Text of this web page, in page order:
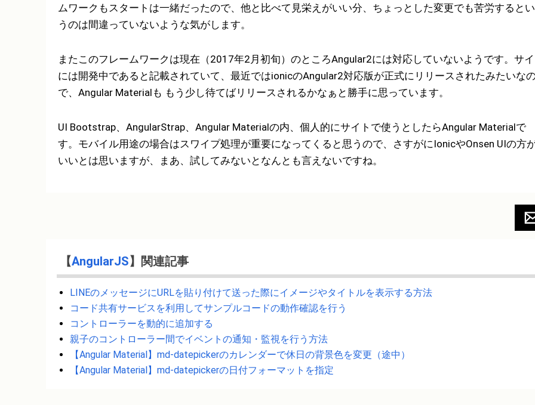
ムワークもスタートは一緒だったので、他と比べて見栄えがいい分、ちょっとした変更でも苦労するとい
うのは間違っていないような気がします。
またこのフレームワークは現在（2017年2月初旬）のところAngular2には対応していないようです。サ
には開発中であると記載されていて、最近ではionicのAngular2対応版が正式にリリースされたみたいな
で、Angular Materialも もう少し待てばリリースされるかなぁと勝手に思っています。
UI Bootstrap、AngularStrap、Angular Materialの内、個人的にサイトで使うとしたらAngular Materialで
す。モバイル用途の場合はスワイプ処理が重要になってくると思うので、さすがにIonicやOnsen UIの方
いいとは思いますが、まあ、試してみないとなんとも言えないですね。
【AngularJS】関連記事
LINEのメッセージにURLを貼り付けて送った際にイメージやタイトルを表示する方法
コード共有サービスを利用してサンプルコードの動作確認を行う
コントローラーを動的に追加する
親子のコントローラー間でイベントの通知・監視を行う方法
【Angular Material】md-datepickerのカレンダーで休日の背景色を変更（途中）
【Angular Material】md-datepickerの日付フォーマットを指定